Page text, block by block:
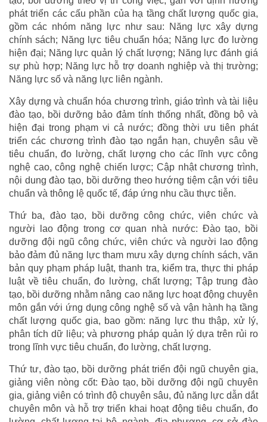
phát triển các cấu phần của hạ tầng chất lượng quốc gia,
gồm các nhóm năng lực như sau: Năng lực xây dựng
chính sách; Năng lực tiêu chuẩn hóa; Năng lực đo lường
hiện đại; Năng lực quản lý chất lượng; Năng lực đánh giá
sự phù hợp; Năng lực hỗ trợ doanh nghiệp và thị trường;
Năng lực số và năng lực liên ngành.
Xây dựng và chuẩn hóa chương trình, giáo trình và tài liệu
đào tạo, bồi dưỡng bảo đảm tính thống nhất, đồng bộ và
hiện đại trong phạm vi cả nước; đồng thời ưu tiên phát
triển các chương trình đào tạo ngắn hạn, chuyên sâu về
tiêu chuẩn, đo lường, chất lượng cho các lĩnh vực công
nghệ cao, công nghệ chiến lược; Cập nhật chương trình,
nội dung đào tạo, bồi dưỡng theo hướng tiệm cận với tiêu
chuẩn và thông lệ quốc tế, đáp ứng nhu cầu thực tiễn.
Thứ ba, đào tạo, bồi dưỡng công chức, viên chức và
người lao động trong cơ quan nhà nước: Đào tạo, bồi
dưỡng đội ngũ công chức, viên chức và người lao động
bảo đảm đủ năng lực tham mưu xây dựng chính sách, văn
bản quy phạm pháp luật, thanh tra, kiểm tra, thực thi pháp
luật về tiêu chuẩn, đo lường, chất lượng; Tập trung đào
tạo, bồi dưỡng nhằm nâng cao năng lực hoạt động chuyên
môn gắn với ứng dụng công nghệ số và vận hành hạ tầng
chất lượng quốc gia, bao gồm: năng lực thu thập, xử lý,
phân tích dữ liệu; và phương pháp quản lý dựa trên rủi ro
trong lĩnh vực tiêu chuẩn, đo lường, chất lượng.
Thứ tư, đào tạo, bồi dưỡng phát triển đội ngũ chuyên gia,
giảng viên nòng cốt: Đào tạo, bồi dưỡng đội ngũ chuyên
gia, giảng viên có trình độ chuyên sâu, đủ năng lực dẫn dắt
chuyên môn và hỗ trợ triển khai hoạt động tiêu chuẩn, đo